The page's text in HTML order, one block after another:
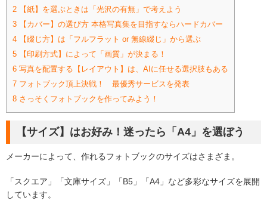
2 【紙】を選ぶときは「光沢の有無」で考えよう
3 【カバー】の選び方 本格写真集を目指すならハードカバー
4 【綴じ方】は「フルフラット or 無線綴じ」から選ぶ
5 【印刷方式】によって「画質」が決まる！
6 写真を配置する【レイアウト】は、AIに任せる選択肢もある
7 フォトブック頂上決戦！ 最優秀サービスを発表
8 さっそくフォトブックを作ってみよう！
【サイズ】はお好み！迷ったら「A4」を選ぼう
メーカーによって、作れるフォトブックのサイズはさまざま。
「スクエア」「文庫サイズ」「B5」「A4」など多彩なサイズを展開
しています。